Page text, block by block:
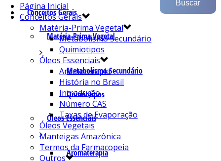
Conceitos Gerais
Matéria-Prima Vegetal
Metabolismo Secundário
Quimiotipos
Óleos Essenciais
Aromaterapia
Página Inicial
Conceitos Gerais
Matéria-Prima Vegetal
Metabolismo Secundário
Quimiotipos
Óleos Essenciais
Aromaterapia
História no Brasil
Introdução
Número CAS
Taxas de Evaporação
Óleos Vegetais
Manteigas Amazônica
Termos da Farmacopeia
Outros